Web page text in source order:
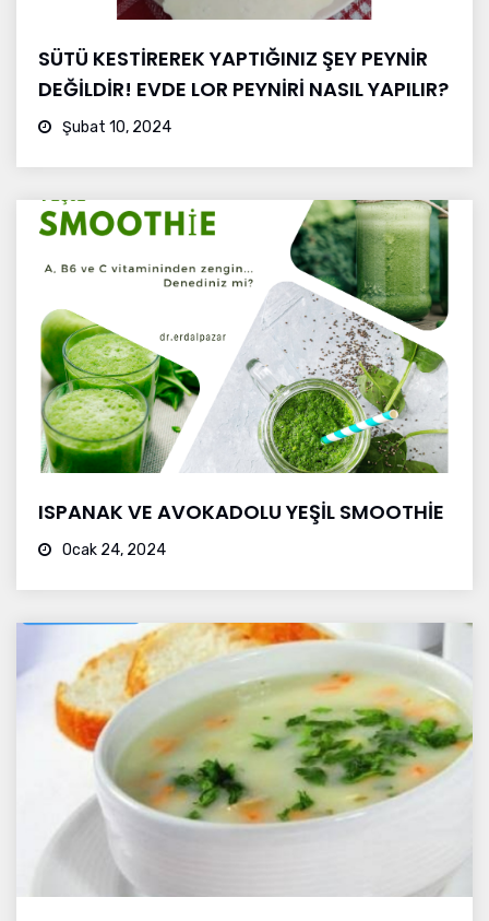
SÜTÜ KESTİREREK YAPTIĞINIZ ŞEY PEYNİR
DEĞİLDİR! EVDE LOR PEYNİRİ NASIL YAPILIR?
Şubat 10, 2024
ISPANAK VE AVOKADOLU YEŞİL SMOOTHİE
Ocak 24, 2024